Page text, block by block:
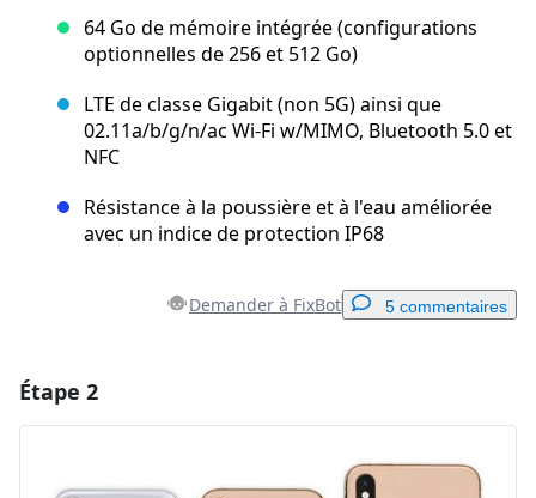
64 Go de mémoire intégrée (configurations
optionnelles de 256 et 512 Go)
LTE de classe Gigabit (non 5G) ainsi que
02.11a/b/g/n/ac Wi‑Fi w/MIMO, Bluetooth 5.0 et
NFC
Résistance à la poussière et à l'eau améliorée
avec un indice de protection IP68
Demander à FixBot 5 commentaires
Étape 2